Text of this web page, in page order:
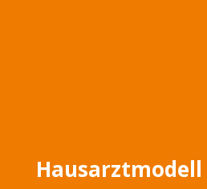
Hausarztmodell